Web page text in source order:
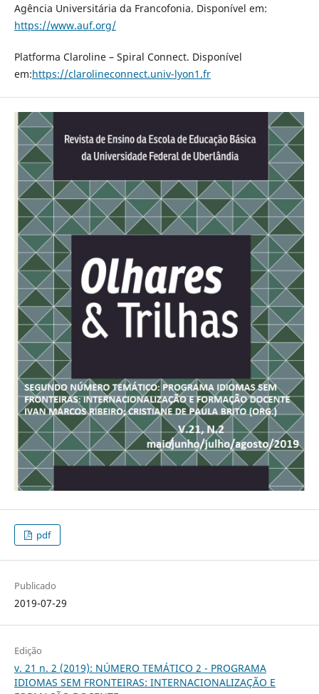
Agência Universitária da Francofonia. Disponível em:
https://www.auf.org/
Platforma Claroline – Spiral Connect. Disponível
em:https://clarolineconnect.univ-lyon1.fr
pdf
Publicado
2019-07-29
Edição
v. 21 n. 2 (2019): NÚMERO TEMÁTICO 2 - PROGRAMA
IDIOMAS SEM FRONTEIRAS: INTERNACIONALIZAÇÃO E